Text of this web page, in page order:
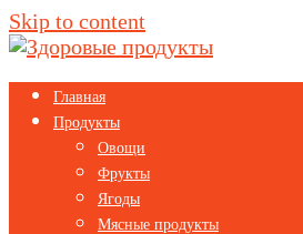
Skip to content
Главная
Продукты
Овощи
Фрукты
Ягоды
Мясные продукты